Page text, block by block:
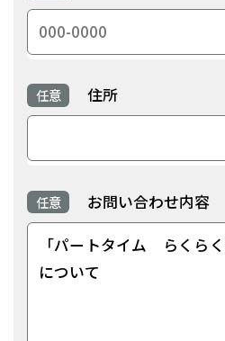
任意 住所
任意 お問い合わせ内容